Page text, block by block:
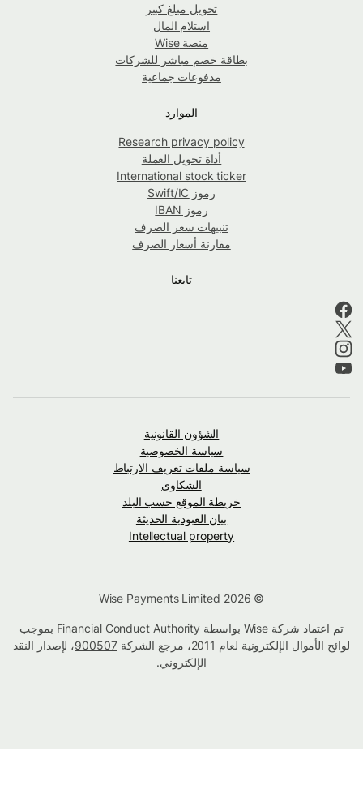
تحويل مبلغ كبير
استلام المال
منصة Wise
بطاقة خصم مباشر للشركات
مدفوعات جماعية
الموارد
Research privacy policy
أداة تحويل العملة
International stock ticker
رموز Swift/IC
رموز IBAN
تنبيهات سعر الصرف
مقارنة أسعار الصرف
تابعنا
الشؤون القانونية
سياسة الخصوصية
سياسة ملفات تعريف الارتباط
الشكاوى
خريطة الموقع حسب البلد
بيان العبودية الحديثة
Intellectual property
تم اعتماد شركة Wise بواسطة Financial Conduct Authority بموجب
لوائح الأموال الإلكترونية لعام 2011، مرجع الشركة
900507، لإصدار النقد
الإلكتروني.